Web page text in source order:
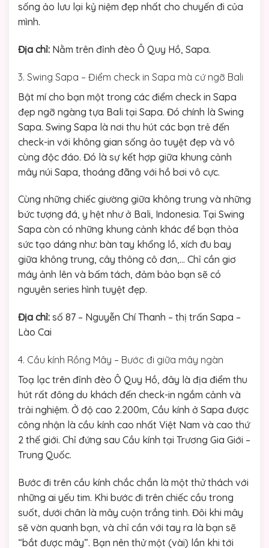
sống ảo lưu lại kỷ niệm đẹp nhất cho chuyến đi của
mình.
Địa chỉ: Nằm trên đỉnh đèo Ô Quy Hồ, Sapa.
3. Swing Sapa – Điểm check in Sapa mà cứ ngỡ Bali
Bật mí cho bạn một trong các điểm check in Sapa
đẹp ngỡ ngàng tựa Bali tại Sapa. Đó chính là Swing
Sapa. Swing Sapa là nơi thu hút các bạn trẻ đến
check-in với không gian sống ảo tuyệt đẹp và vô
cùng độc đáo. Đó là sự kết hợp giữa khung cảnh
mây núi Sapa, thoáng đãng với hồ bơi vô cực.
Cùng những chiếc giường giữa không trung và những
bức tượng đá, y hệt như ở Bali, Indonesia. Tại Swing
Sapa còn có những khung cảnh khác để bạn thỏa
sức tạo dáng như: bàn tay khổng lồ, xích đu bay
giữa không trung, cây thông cô đơn,… Chỉ cần giơ
máy ảnh lên và bấm tách, đảm bảo bạn sẽ có
nguyên series hình tuyệt đẹp.
Địa chỉ: số 87 – Nguyễn Chí Thanh – thị trấn Sapa –
Lào Cai
4. Cầu kính Rồng Mây – Bước đi giữa mây ngàn
Toạ lạc trên đỉnh đèo Ô Quy Hồ, đây là địa điểm thu
hút rất đông du khách đến check-in ngắm cảnh và
trải nghiệm. Ở độ cao 2.200m, Cầu kính ở Sapa được
công nhận là cầu kính cao nhất Việt Nam và cao thứ
2 thế giới. Chỉ đứng sau Cầu kính tại Trương Gia Giới –
Trung Quốc.
Bước đi trên cầu kính chắc chắn là một thử thách với
những ai yếu tim. Khi bước đi trên chiếc cầu trong
suốt, dưới chân là mây cuộn trắng tinh. Đôi khi mây
sẽ vờn quanh bạn, và chỉ cần với tay ra là bạn sẽ
“bắt được mây”. Bạn nên thử một (vài) lần khi tới